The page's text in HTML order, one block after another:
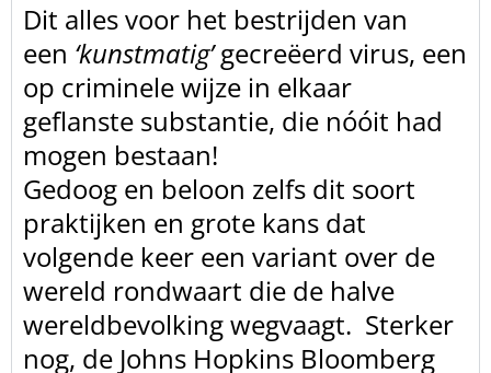
Dit alles voor het bestrijden van
een ‘kunstmatig’gecreëerd virus, een
op criminele wijze in elkaar
geflanste substantie, die nóóit had
mogen bestaan!
Gedoog en beloon zelfs dit soort
praktijken en grote kans dat
volgende keer een variant over de
wereld rondwaart die de halve
wereldbevolking wegvaagt. Sterker
nog, de Johns Hopkins Bloomberg